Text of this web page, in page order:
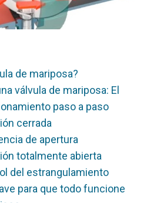
de mariposa?
válvula de mariposa: El
paso a paso
cerrada
de apertura
totalmente abierta
del estrangulamiento
para que todo funcione